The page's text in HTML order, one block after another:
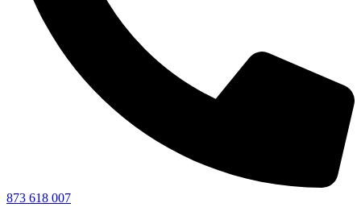
873 618 007